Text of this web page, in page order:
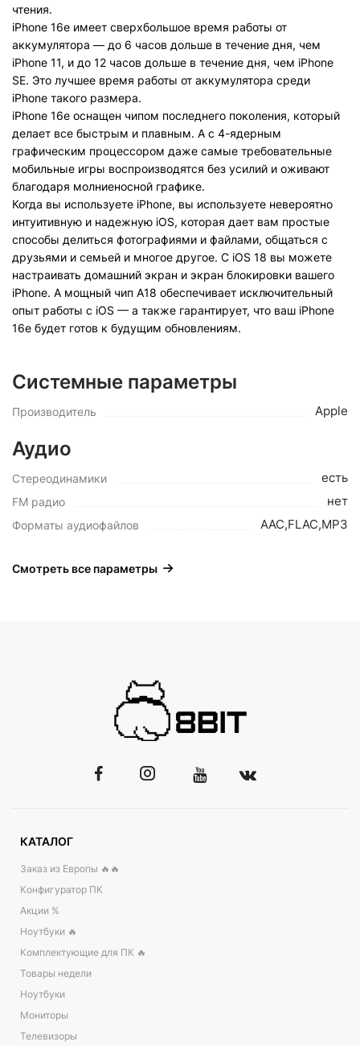
чтения.
iPhone 16e имеет сверхбольшое время работы от
аккумулятора — до 6 часов дольше в течение дня, чем
iPhone 11, и до 12 часов дольше в течение дня, чем iPhone
SE. Это лучшее время работы от аккумулятора среди
iPhone такого размера.
iPhone 16e оснащен чипом последнего поколения, который
делает все быстрым и плавным. А с 4-ядерным
графическим процессором даже самые требовательные
мобильные игры воспроизводятся без усилий и оживают
благодаря молниеносной графике.
Когда вы используете iPhone, вы используете невероятно
интуитивную и надежную iOS, которая дает вам простые
способы делиться фотографиями и файлами, общаться с
друзьями и семьей и многое другое. С iOS 18 вы можете
настраивать домашний экран и экран блокировки вашего
iPhone. А мощный чип A18 обеспечивает исключительный
опыт работы с iOS — а также гарантирует, что ваш iPhone
16e будет готов к будущим обновлениям.
Системные параметры
Производитель Apple
Аудио
Стереодинамики есть
FM радио нет
Форматы аудиофайлов AAC,FLAC,MP3
Смотреть все параметры
КАТАЛОГ
Заказ из Европы 🔥🔥
Конфигуратор ПК
Акции %
Ноутбуки 🔥
Комплектующие для ПК 🔥
Товары недели
Ноутбуки
Мониторы
Телевизоры